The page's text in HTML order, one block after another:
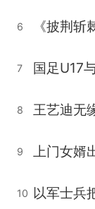
6 《披荆
7
8 王艺迪无
9
10 以军士兵